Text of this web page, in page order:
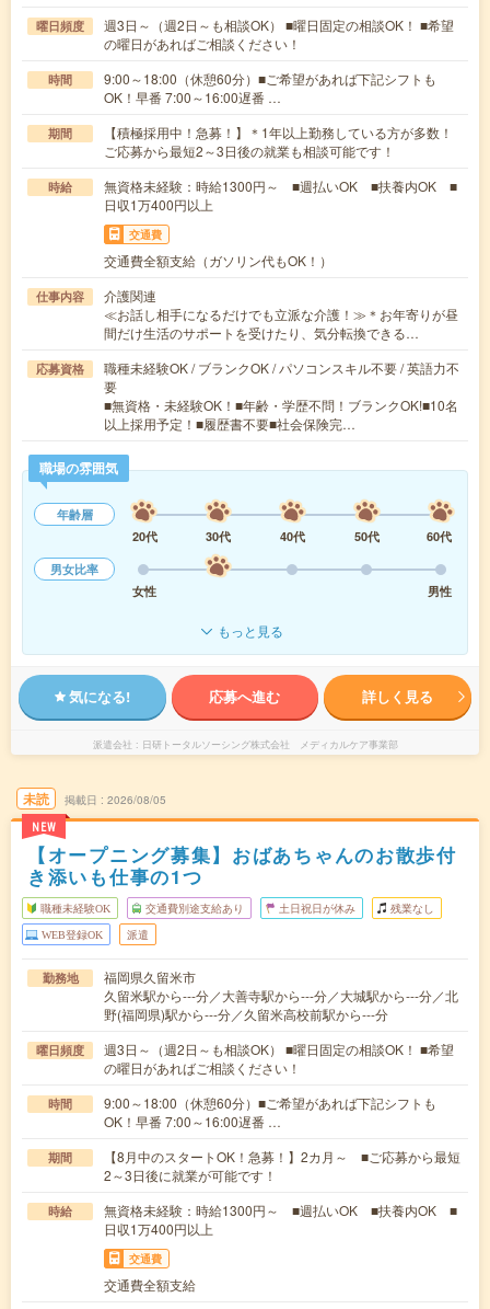
曜日頻度
週3日～（週2日～も相談OK） ■曜日固定の相談OK！ ■希望
の曜日があればご相談ください！
時間
9:00～18:00（休憩60分）■ご希望があれば下記シフトも
OK！早番 7:00～16:00遅番 …
期間
【積極採用中！急募！】＊1年以上勤務している方が多数！
ご応募から最短2～3日後の就業も相談可能です！
時給
無資格未経験：時給1300円～ ■週払いOK ■扶養内OK ■
日収1万400円以上
交通費
交通費全額支給（ガソリン代もOK！）
仕事内容
介護関連
≪お話し相手になるだけでも立派な介護！≫＊お年寄りが昼
間だけ生活のサポートを受けたり、気分転換できる…
応募資格
職種未経験OK / ブランクOK / パソコンスキル不要 / 英語力不
要
■無資格・未経験OK！■年齢・学歴不問！ブランクOK!■10名
以上採用予定！■履歴書不要■社会保険完…
職場の雰囲気
年齢層
20代
30代 40代 50代
60代
男女比率
女性
男性
もっと見る
気になる! 応募へ進む 詳しく見る
派遣会社 日研トータルソーシング株式会社 メディカルケア事業部
未読
NEW
掲載日 2026/08/05
【オープニング募集】おばあちゃんのお散歩付
き添いも仕事の1つ
職種未経験OK 交通費別途支給あり 土日祝日が休み 残業なし
WEB登録OK 派遣
勤務地
福岡県久留米市
久留米駅から---分／大善寺駅から---分／大城駅から---分／北
野(福岡県)駅から---分／久留米高校前駅から---分
曜日頻度
週3日～（週2日～も相談OK） ■曜日固定の相談OK！ ■希望
の曜日があればご相談ください！
時間
9:00～18:00（休憩60分）■ご希望があれば下記シフトも
OK！早番 7:00～16:00遅番 …
期間
【8月中のスタートOK！急募！】2カ月～ ■ご応募から最短
2～3日後に就業が可能です！
時給
無資格未経験：時給1300円～ ■週払いOK ■扶養内OK ■
日収1万400円以上
交通費
交通費全額支給